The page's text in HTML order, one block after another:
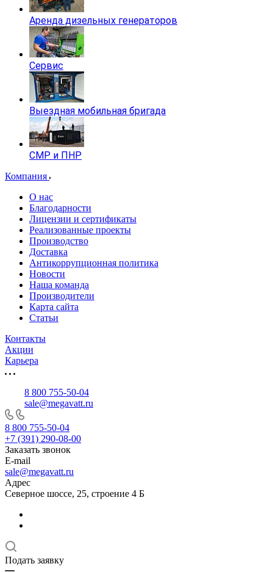
Аренда дизельных генераторов
Сервис
Выездная мобильная бригада
СМР и ПНР
Компания
О нас
Благодарности
Лицензии и сертификаты
Реализованные проекты
Производство
Доставка
Антикоррупционная политика
Новости
Наша команда
Производители
Карта сайта
Статьи
Контакты
Акции
Карьера
8 800 755-50-04
sale@megavatt.ru
8 800 755-50-04
+7 (391) 290-08-00
Заказать звонок
E-mail
sale@megavatt.ru
Адрес
Северное шоссе, 25, строение 4 Б
Подать заявку